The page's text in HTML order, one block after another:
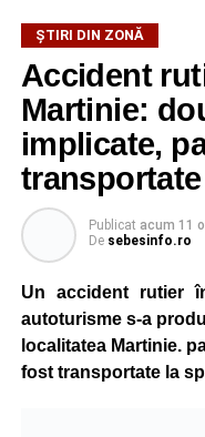
ȘTIRI DIN ZONĂ
Accident
Martinie:
implicate,
Publicat acum 11
De sebesinfo.ro
Un accident rutier
autoturisme s-a
localitatea Martinie.
fost transportate la